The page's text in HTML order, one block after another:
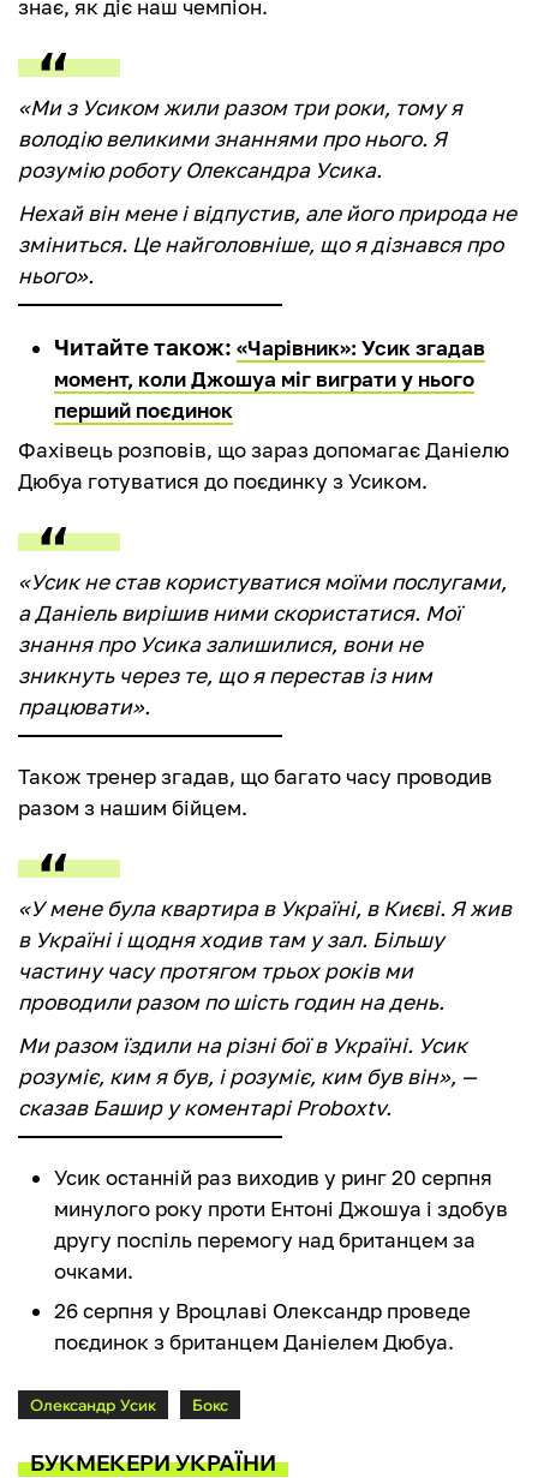
знає, як діє наш чемпіон.
«Ми з Усиком жили разом три роки, тому я
володію великими знаннями про нього. Я
розумію роботу Олександра Усика.
Нехай він мене і відпустив, але його природа не
зміниться. Це найголовніше, що я дізнався про
нього».
Читайте також: «Чарівник»: Усик згадав
момент, коли Джошуа міг виграти у нього
перший поєдинок
Фахівець розповів, що зараз допомагає Даніелю
Дюбуа готуватися до поєдинку з Усиком.
«Усик не став користуватися моїми послугами,
а Даніель вирішив ними скористатися. Мої
знання про Усика залишилися, вони не
зникнуть через те, що я перестав із ним
працювати».
Також тренер згадав, що багато часу проводив
разом з нашим бійцем.
«У мене була квартира в Україні, в Києві. Я жив
в Україні і щодня ходив там у зал. Більшу
частину часу протягом трьох років ми
проводили разом по шість годин на день.
Ми разом їздили на різні бої в Україні. Усик
розуміє, ким я був, і розуміє, ким був він», —
сказав Башир у коментарі Рroboxtv.
Усик останній раз виходив у ринг 20 серпня
минулого року проти Ентоні Джошуа і здобув
другу поспіль перемогу над британцем за
очками.
26 серпня у Вроцлаві Олександр проведе
поєдинок з британцем Даніелем Дюбуа.
Олександр Усик Бокс
БУКМЕКЕРИ УКРАЇНИ